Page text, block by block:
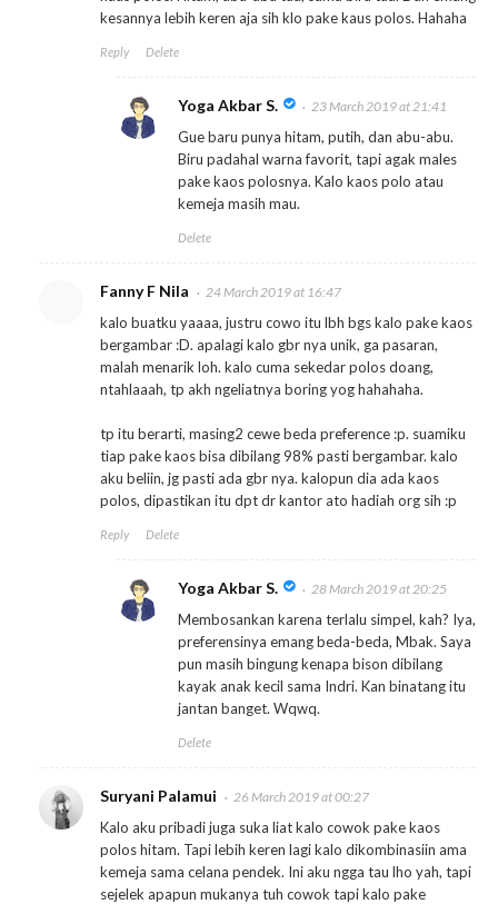
kesannya lebih keren aja sih klo pake kaus polos. Hahaha
Reply Delete
Yoga Akbar S. 23 March 2019 at 21:41
Gue baru punya hitam, putih, dan abu-abu.
Biru padahal warna favorit, tapi agak males
pake kaos polosnya. Kalo kaos polo atau
kemeja masih mau.
Delete
Fanny F Nila 24 March 2019 at 16:47
kalo buatku yaaaa, justru cowo itu lbh bgs kalo pake kaos
bergambar :D. apalagi kalo gbr nya unik, ga pasaran,
malah menarik loh. kalo cuma sekedar polos doang,
ntahlaaah, tp akh ngeliatnya boring yog hahahaha.
tp itu berarti, masing2 cewe beda preference :p. suamiku
tiap pake kaos bisa dibilang 98% pasti bergambar. kalo
aku beliin, jg pasti ada gbr nya. kalopun dia ada kaos
polos, dipastikan itu dpt dr kantor ato hadiah org sih :p
Reply Delete
Yoga Akbar S. 28 March 2019 at 20:25
Membosankan karena terlalu simpel, kah? Iya,
preferensinya emang beda-beda, Mbak. Saya
pun masih bingung kenapa bison dibilang
kayak anak kecil sama Indri. Kan binatang itu
jantan banget. Wqwq.
Delete
Suryani Palamui 26 March 2019 at 00:27
Kalo aku pribadi juga suka liat kalo cowok pake kaos
polos hitam. Tapi lebih keren lagi kalo dikombinasiin ama
kemeja sama celana pendek. Ini aku ngga tau lho yah, tapi
sejelek apapun mukanya tuh cowok tapi kalo pake